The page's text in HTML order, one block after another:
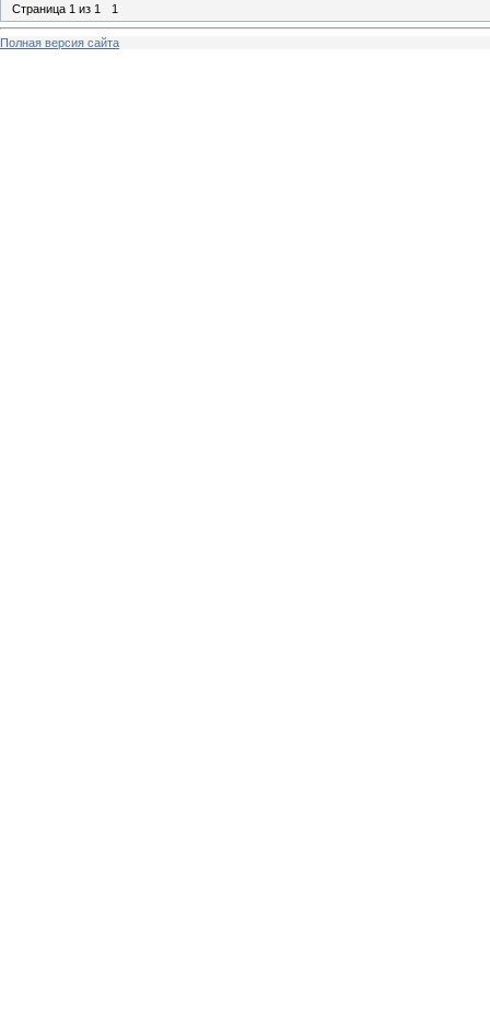
* Копирование файлов\папок из файла-
Страница 1 из 1 1
Полная версия сайта